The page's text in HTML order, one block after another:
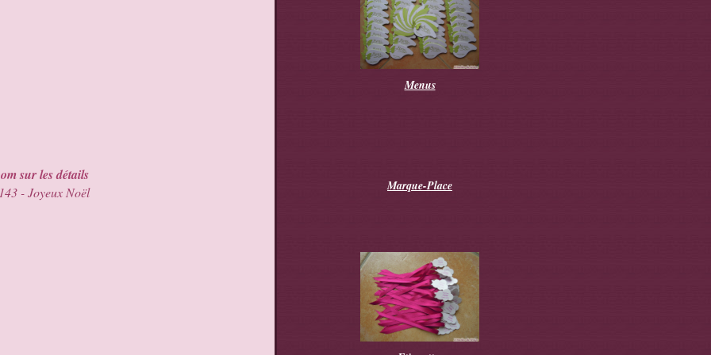
sur les détails
Menus
Marque-Place